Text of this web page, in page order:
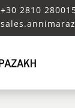
+30 2810